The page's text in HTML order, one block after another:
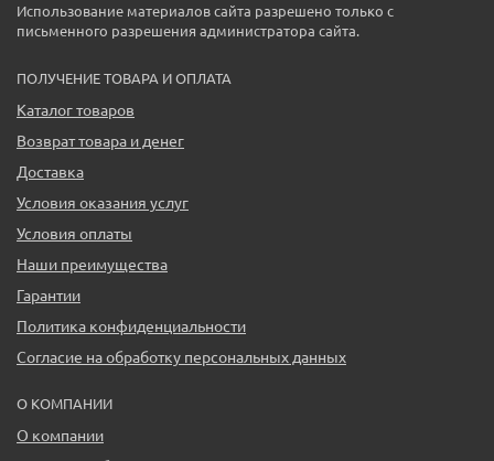
Использование материалов сайта разрешено только с
письменного разрешения администратора сайта.
ПОЛУЧЕНИЕ ТОВАРА И ОПЛАТА
Каталог товаров
Возврат товара и денег
Доставка
Условия оказания услуг
Условия оплаты
Наши преимущества
Гарантии
Политика конфиденциальности
Согласие на обработку персональных данных
О КОМПАНИИ
О компании